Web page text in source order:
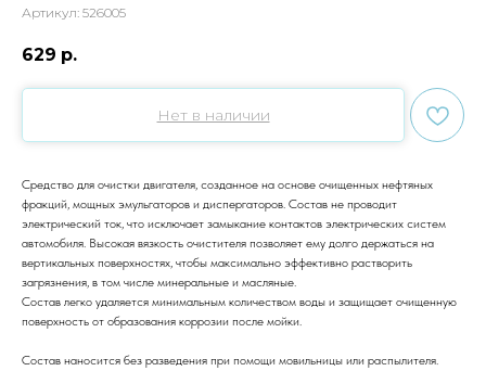
Артикул: 526005
629 р.
Нет в наличии
Cредство для очистки двигателя, созданное на основе очищенных нефтяных
фракций, мощных эмульгаторов и диспергаторов. Состав не проводит
электрический ток, что исключает замыкание контактов электрических систем
автомобиля. Высокая вязкость очистителя позволяет ему долго держаться на
вертикальных поверхностях, чтобы максимально эффективно растворить
загрязнения, в том числе минеральные и масляные.
Состав легко удаляется минимальным количеством воды и защищает очищенную
поверхность от образования коррозии после мойки.
Состав наносится без разведения при помощи мовильницы или распылителя.